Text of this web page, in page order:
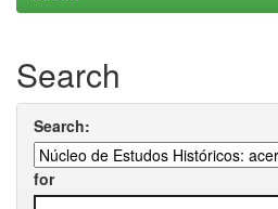
Search
Search:
for